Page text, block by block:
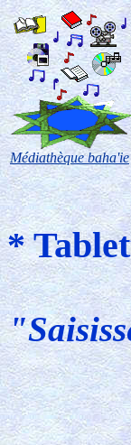
Médiathèque baha'ie
*